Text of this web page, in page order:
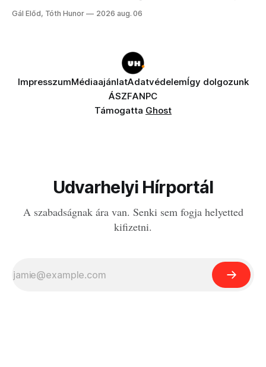
a fogaddal, a fogorvosi ügyeletet is!
Gál Előd, Tóth Hunor 2026 aug. 06
ImpresszumMédiaajánlatAdatvédelemÍgy dolgozunk
ÁSZFANPC
Támogatta Ghost
Udvarhelyi Hírportál
A szabadságnak ára van. Senki sem fogja helyetted
kifizetni.